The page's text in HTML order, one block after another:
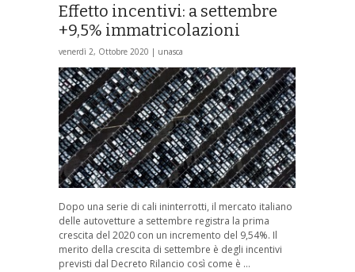
Effetto incentivi: a settembre
+9,5% immatricolazioni
venerdì 2, Ottobre 2020 | unasca
Dopo una serie di cali ininterrotti, il mercato italiano
delle autovetture a settembre registra la prima
crescita del 2020 con un incremento del 9,54%. Il
merito della crescita di settembre è degli incentivi
previsti dal Decreto Rilancio così come è …